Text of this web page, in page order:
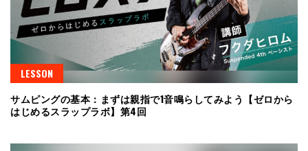
LESSON
サムピングの基本：まずは親指で1音鳴らしてみよう【ゼロから
はじめるスラップラボ】第4回